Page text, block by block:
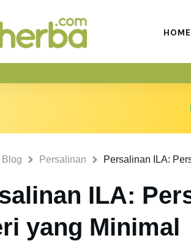
HOME
Blog Persalinan
ILA:
yang Minimal